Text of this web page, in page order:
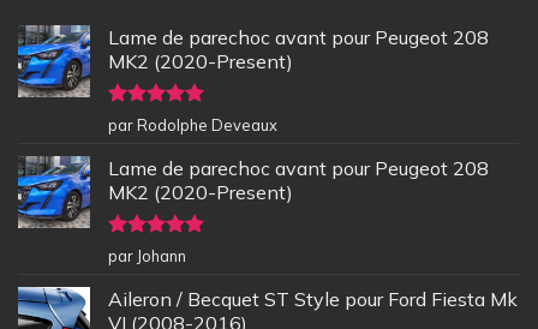
Lame de parechoc avant pour Peugeot 208
MK2 (2020-Present)
Note5sur
5
par Rodolphe Deveaux
Lame de parechoc avant pour Peugeot 208
MK2 (2020-Present)
Note5sur
5
par Johann
Aileron / Becquet ST Style pour Ford Fiesta Mk
VI (2008-2016)